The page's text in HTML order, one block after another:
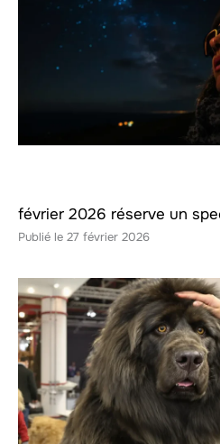
février 2026 réserve un
27 février 2026